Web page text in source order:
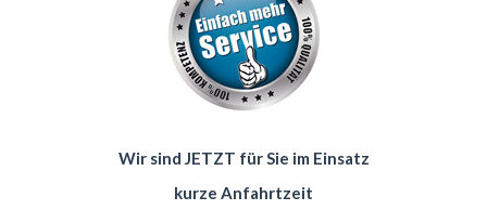
Wir sind JETZT für Sie im Einsatz
kurze Anfahrtzeit